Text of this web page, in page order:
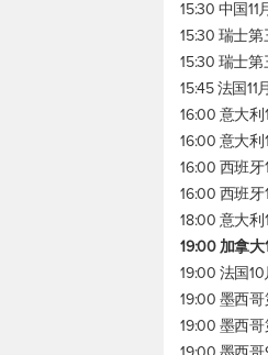
15:30 中国
15:30 瑞士
15:30 瑞士
15:45 法国
16:00 意大利
16:00 意大
16:00 西班牙
16:00 西班牙
18:00 意大
19:00 加拿大
19:00 法国
19:00 墨西哥
19:00 墨西哥